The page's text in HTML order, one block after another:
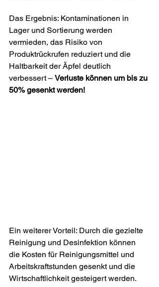
Das Ergebnis: Kontaminationen in
Lager und Sortierung werden
vermieden, das Risiko von
Produktrückrufen reduziert und die
Haltbarkeit der Äpfel deutlich
verbessert – Verluste können um bis zu
50% gesenkt werden!
Ein weiterer Vorteil: Durch die gezielte
Reinigung und Desinfektion können
die Kosten für Reinigungsmittel und
Arbeitskraftstunden gesenkt und die
Wirtschaftlichkeit gesteigert werden.